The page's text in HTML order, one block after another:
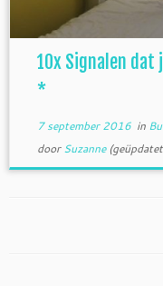
10x Signalen dat
*
7 september 2016in
doorSuzanne